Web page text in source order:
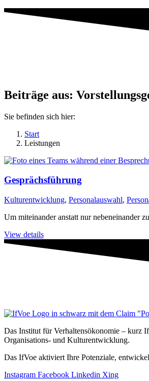
Beiträge aus:
Sie befinden sich hier:
Start
Leistungen
Gesprächsführung
Kulturentwicklung, Personalauswahl,
Um miteinander anstatt nur nebeneinander
View details
Das Institut für Verhaltensökonomie – kurz
Organisations- und Kultur­entwicklung.
Das IfVoe aktiviert Ihre Potenziale,
Instagram Facebook Linkedin Xing